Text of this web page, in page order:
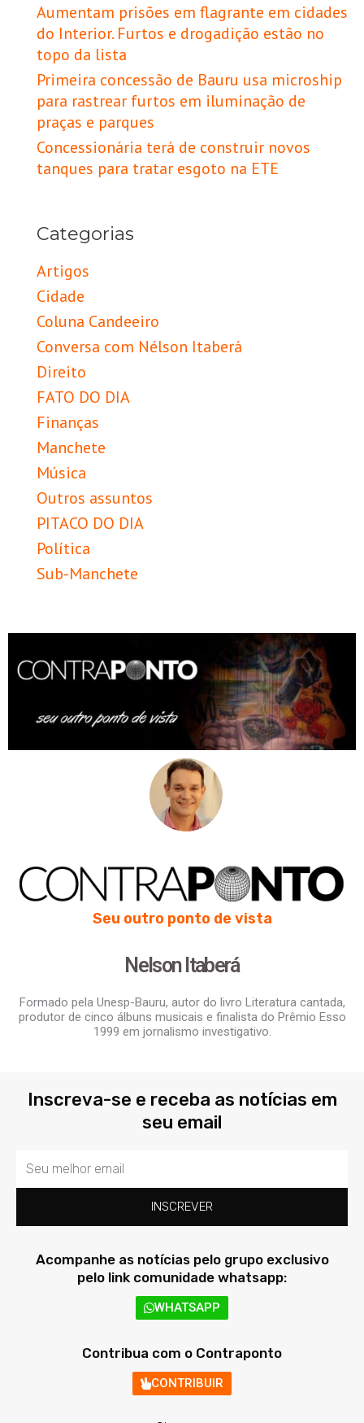
Aumentam prisões em flagrante em cidades
do Interior. Furtos e drogadição estão no
topo da lista
Primeira concessão de Bauru usa microship
para rastrear furtos em iluminação de
praças e parques
Concessionária terá de construir novos
tanques para tratar esgoto na ETE
Categorias
Artigos
Cidade
Coluna Candeeiro
Conversa com Nélson Itaberá
Direito
FATO DO DIA
Finanças
Manchete
Música
Outros assuntos
PITACO DO DIA
Política
Sub-Manchete
Seu outro ponto de vista
Nelson Itaberá
Formado pela Unesp-Bauru, autor do livro Literatura cantada,
produtor de cinco álbuns musicais e finalista do Prêmio Esso
1999 em jornalismo investigativo.
Inscreva-se e receba as notícias em
seu email
Email
INSCREVER
Acompanhe as notícias pelo grupo exclusivo
pelo link comunidade whatsapp:
WHATSAPP
Contribua com o Contraponto
CONTRIBUIR